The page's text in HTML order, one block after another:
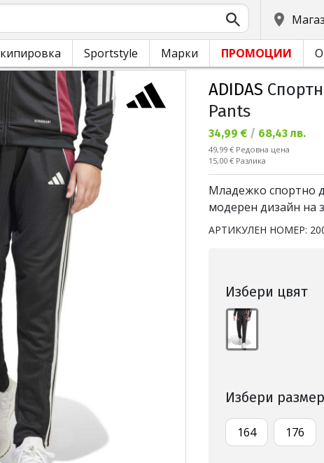
Sportstyle Марки ПРОМОЦИИ
ADIDAS
Pants
Текуща цена:
34,99 € / 68,43 лв.
Редовна цена:
49,99 € Редовна цена
Спестявате:
15,00 € Разлика
Младежко спортно
модерен дизайн на
АРТИКУЛЕН НОМЕР:
Избери цвят
Избери размер
164 176